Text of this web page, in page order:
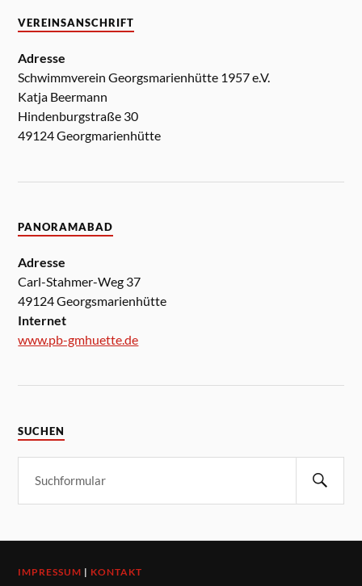
VEREINSANSCHRIFT
Adresse
Schwimmverein Georgsmarienhütte 1957 e.V.
Katja Beermann
Hindenburgstraße 30
49124 Georgmarienhütte
PANORAMABAD
Adresse
Carl-Stahmer-Weg 37
49124 Georgsmarienhütte
Internet
www.pb-gmhuette.de
SUCHEN
IMPRESSUM | KONTAKT